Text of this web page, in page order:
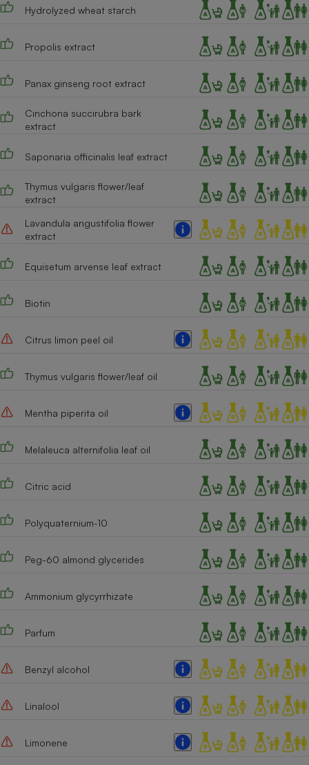
Hydrolyzed wheat starch
Propolis extract
Panax ginseng root extract
Cinchona succirubra bark
extract
Saponaria officinalis leaf extract
Thymus vulgaris flower/leaf
extract
Lavandula angustifolia flower
extract
Equisetum arvense leaf extract
Biotin
Citrus limon peel oil
Thymus vulgaris flower/leaf oil
Mentha piperita oil
Melaleuca alternifolia leaf oil
Citric acid
Polyquaternium-10
Peg-60 almond glycerides
Ammonium glycyrrhizate
Parfum
Benzyl alcohol
Linalool
Limonene